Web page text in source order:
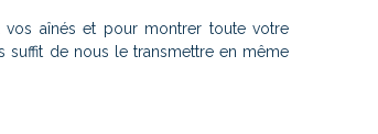
aînés et pour montrer toute votre
suffit de nous le transmettre en même